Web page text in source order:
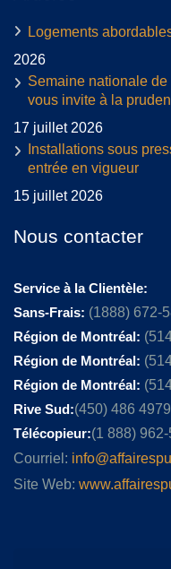
Logements
2026
Semaine nationale
vous invite à la
17 juillet 2026
Installations sous
entrée en vigueur
15 juillet 2026
Nous contacter
Service à la Clientèle:
Sans-Frais: (1888) 672-
Région de Montréal:
Région de Montréal:
Région de Montréal:
Rive Sud:(450) 486 4979
Télécopieur:(1 888)
Courriel:
Site Web: